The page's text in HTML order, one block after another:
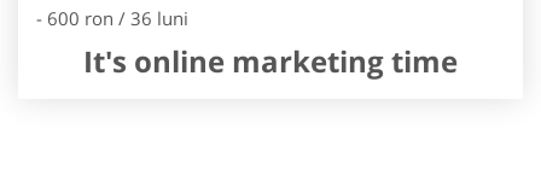
- 600 ron / 36 luni
It's online marketing time